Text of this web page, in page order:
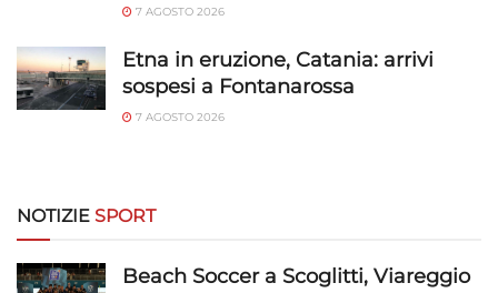
dei contenuti, Utilizzare profili per la selezione di contenuti
limitati per la selezione dei contenuti.
Funzionalità
Identificare i dispositivi in base alle informazioni
Utilizzare dati di geolocalizzazione precisi,
7 AGOSTO 2026
Etna in eruzione, Catania: arrivi
sospesi a Fontanarossa
7 AGOSTO 2026
NOTIZIE SPORT
Beach Soccer a Scoglitti, Viareggio